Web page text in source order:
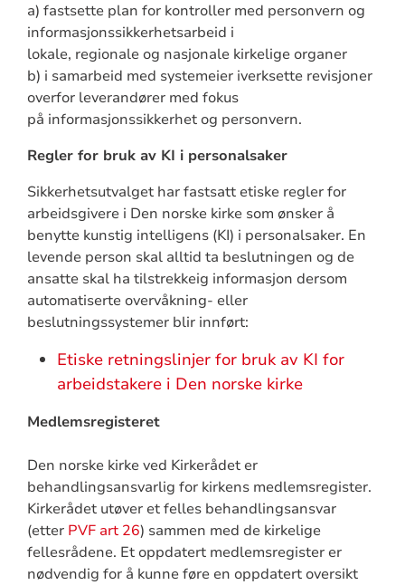
a) fastsette plan for kontroller med personvern og
informasjonssikkerhetsarbeid i
lokale, regionale og nasjonale kirkelige organer
b) i samarbeid med systemeier iverksette revisjoner
overfor leverandører med fokus
på informasjonssikkerhet og personvern.
Regler for bruk av KI i personalsaker
Sikkerhetsutvalget har fastsatt etiske regler for
arbeidsgivere i Den norske kirke som ønsker å
benytte kunstig intelligens (KI) i personalsaker. En
levende person skal alltid ta beslutningen og de
ansatte skal ha tilstrekkeig informasjon dersom
automatiserte overvåkning- eller
beslutningssystemer blir innført:
Etiske retningslinjer for bruk av KI for
arbeidstakere i Den norske kirke
Medlemsregisteret
Den norske kirke ved Kirkerådet er
behandlingsansvarlig for kirkens medlemsregister.
Kirkerådet utøver et felles behandlingsansvar
(etter PVF art 26) sammen med de kirkelige
fellesrådene. Et oppdatert medlemsregister er
nødvendig for å kunne føre en oppdatert oversikt